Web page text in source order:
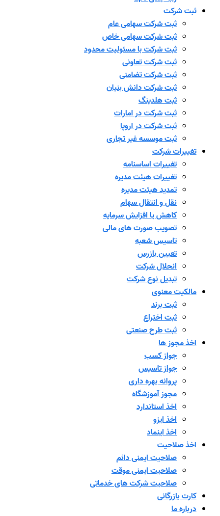
ثبت شرکت
ثبت شرکت سهامی عام
ثبت شرکت سهامی خاص
ثبت شرکت با مسئولیت محدود
ثبت شرکت تعاونی
ثبت شرکت تضامنی
ثبت شرکت دانش بنیان
ثبت هلدینگ
ثبت شرکت در امارات
ثبت شرکت در اروپا
ثبت موسسه غیر تجاری
تغییرات شرکت
تغییرات اساسنامه
تغییرات هیئت مدیره
تمدید هیئت مدیره
نقل و انتقال سهام
کاهش یا افزایش سرمایه
تصویب صورت های مالی
تاسیس شعبه
تعیین بازرس
انحلال شرکت
تبدیل نوع شرکت
مالکیت معنوی
ثبت برند
ثبت اختراع
ثبت طرح صنعتی
اخذ مجوز ها
جواز کسب
جواز تاسیس
پروانه بهره داری
مجوز آموزشگاه
اخذ استاندارد
اخذ ایزو
اخذ اینماد
اخذ صلاحیت
صلاحیت ایمنی دائم
صلاحیت ایمنی موقت
صلاحیت شرکت های خدماتی
کارت بازرگانی
درباره ما